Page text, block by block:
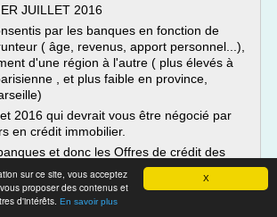
X
sur ce site, vous acceptez
proposer des contenus et
d'intérêts. En savoir plus
JUILLET 2016
par les banques en fonction de
( âge, revenus, apport personnel...),
d'une région à l'autre ( plus élevés à
, et plus faible en province,
2016 qui devrait vous être négocié par
en crédit immobilier.
et donc les Offres de crédit des